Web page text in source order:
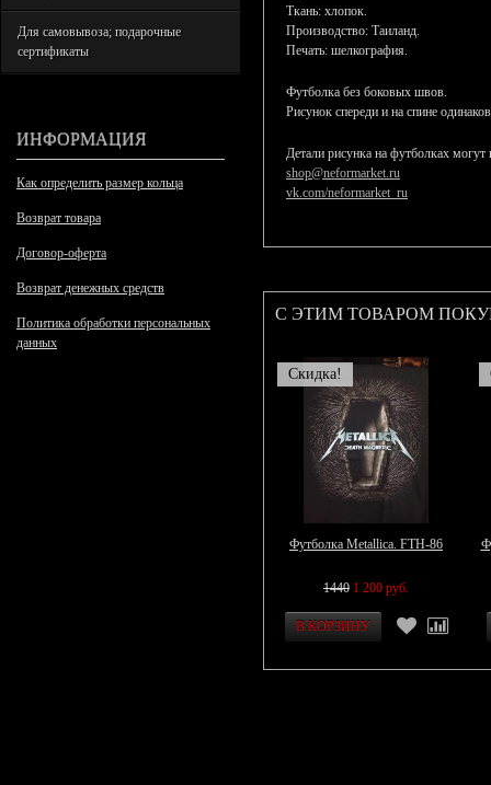
Для самовывоза; подарочные
сертификаты
ИНФОРМАЦИЯ
Как определить размер кольца
Возврат товара
Договор-оферта
Возврат денежных средств
Политика обработки персональных
данных
Ткань: хлопок.
Производство: Таиланд.
Печать: шелкография.
Футболка без боковых швов.
Рисунок спереди и на спине
Детали рисунка на футболках
shop@neformarket.ru
vk.com/neformarket_ru
С ЭТИМ ТОВАРОМ
Скидка!
Футболка Metallica. FTH-86
1440 1 200 руб.